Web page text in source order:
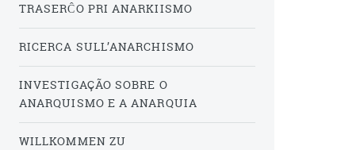
TRASERĈO PRI ANARKIISMO
RICERCA SULL’ANARCHISMO
INVESTIGAÇÃO SOBRE O
ANARQUISMO E A ANARQUIA
WILLKOMMEN ZU